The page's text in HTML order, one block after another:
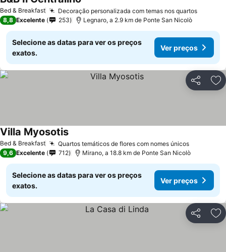
Bed & Breakfast Decoração personalizada com temas nos quartos
8,8 Excelente 253 Legnaro, a 2.9 km de Ponte San Nicolò
Selecione as datas para ver os preços
exatos.
Ver preços
Partilhar
Bed & Breakfast Quartos temáticos de flores com nomes únicos
Villa Myosotis
9,6 Excelente 712 Mirano, a 18.8 km de Ponte San Nicolò
Selecione as datas para ver os preços
exatos.
Ver preços
Partilhar